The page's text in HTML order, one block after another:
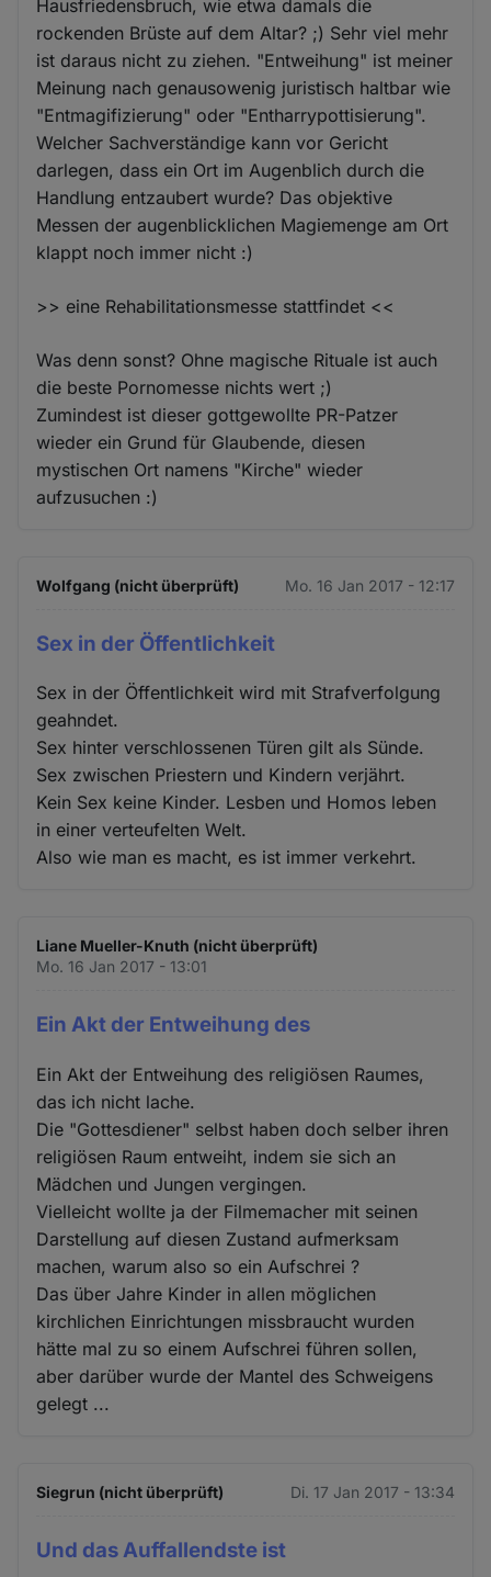
Hausfriedensbruch, wie etwa damals die
rockenden Brüste auf dem Altar? ;) Sehr viel mehr
ist daraus nicht zu ziehen. "Entweihung" ist meiner
Meinung nach genausowenig juristisch haltbar wie
"Entmagifizierung" oder "Entharrypottisierung".
Welcher Sachverständige kann vor Gericht
darlegen, dass ein Ort im Augenblich durch die
Handlung entzaubert wurde? Das objektive
Messen der augenblicklichen Magiemenge am Ort
klappt noch immer nicht :)
>> eine Rehabilitationsmesse stattfindet <<
Was denn sonst? Ohne magische Rituale ist auch
die beste Pornomesse nichts wert ;)
Zumindest ist dieser gottgewollte PR-Patzer
wieder ein Grund für Glaubende, diesen
mystischen Ort namens "Kirche" wieder
aufzusuchen :)
Wolfgang (nicht überprüft) Mo. 16 Jan 2017 - 12:17
Sex in der Öffentlichkeit
Sex in der Öffentlichkeit wird mit Strafverfolgung
geahndet.
Sex hinter verschlossenen Türen gilt als Sünde.
Sex zwischen Priestern und Kindern verjährt.
Kein Sex keine Kinder. Lesben und Homos leben
in einer verteufelten Welt.
Also wie man es macht, es ist immer verkehrt.
Liane Mueller-Knuth (nicht überprüft)
Mo. 16 Jan 2017 - 13:01
Ein Akt der Entweihung des
Ein Akt der Entweihung des religiösen Raumes,
das ich nicht lache.
Die "Gottesdiener" selbst haben doch selber ihren
religiösen Raum entweiht, indem sie sich an
Mädchen und Jungen vergingen.
Vielleicht wollte ja der Filmemacher mit seinen
Darstellung auf diesen Zustand aufmerksam
machen, warum also so ein Aufschrei ?
Das über Jahre Kinder in allen möglichen
kirchlichen Einrichtungen missbraucht wurden
hätte mal zu so einem Aufschrei führen sollen,
aber darüber wurde der Mantel des Schweigens
gelegt ...
Siegrun (nicht überprüft) Di. 17 Jan 2017 - 13:34
Und das Auffallendste ist